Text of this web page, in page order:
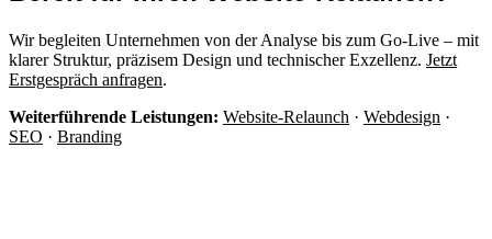
Wir begleiten Unternehmen von der Analyse bis zum Go-Live – mit
klarer Struktur, präzisem Design und technischer Exzellenz. Jetzt
Erstgespräch anfragen.
Weiterführende Leistungen: Website-Relaunch · Webdesign ·
SEO · Branding